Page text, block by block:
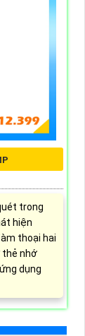
trong
hiện
thoại hai
thẻ nhớ
dụng